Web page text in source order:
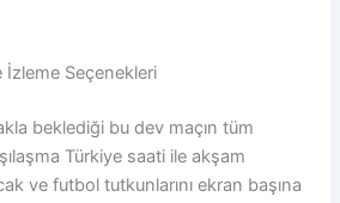
İzleme Seçenekleri
beklediği bu dev maçın tüm
Türkiye saati ile akşam
ve futbol tutkunlarını ekran başına